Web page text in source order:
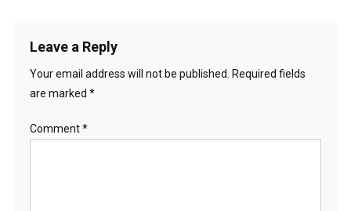
Leave a Reply
Your email address will not be published.
Required fields
are marked *
Comment*